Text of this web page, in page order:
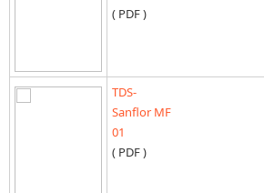
( PDF )
TDS-
Sanflor MF
01
( PDF )